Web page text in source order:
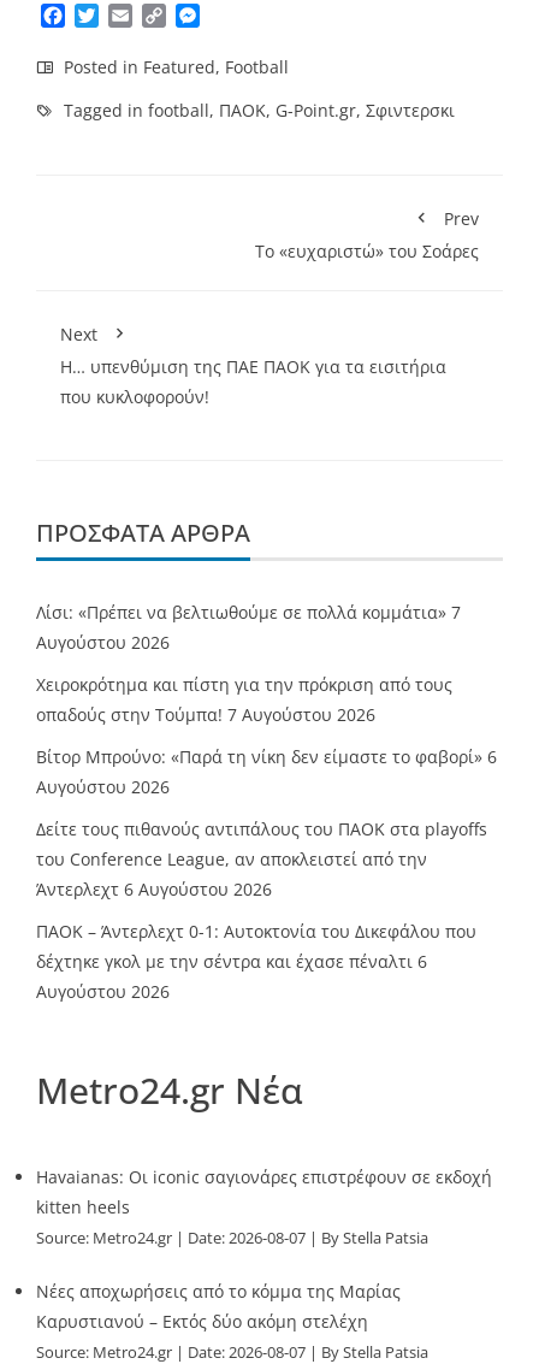
Facebook
TwitterEmailCopy
Posted in Featured, Football
Tagged in football, ΠΑΟΚ, G-Point.gr, Σφιντερσκι
Prev
Το «ευχαριστώ» του Σοάρες
Next
Η… υπενθύμιση της ΠΑΕ ΠΑΟΚ για τα εισιτήρια
που κυκλοφορούν!
ΠΡΌΣΦΑΤΑ ΆΡΘΡΑ
Λίσι: «Πρέπει να βελτιωθούμε σε πολλά κομμάτια» 7
Αυγούστου 2026
Χειροκρότημα και πίστη για την πρόκριση από τους
οπαδούς στην Τούμπα! 7 Αυγούστου 2026
Βίτορ Μπρούνο: «Παρά τη νίκη δεν είμαστε το φαβορί» 6
Αυγούστου 2026
Δείτε τους πιθανούς αντιπάλους του ΠΑΟΚ στα playoffs
του Conference League, αν αποκλειστεί από την
Άντερλεχτ 6 Αυγούστου 2026
ΠΑΟΚ – Άντερλεχτ 0-1: Αυτοκτονία του Δικεφάλου που
δέχτηκε γκολ με την σέντρα και έχασε πέναλτι 6
Αυγούστου 2026
Metro24.gr Νέα
Havaianas: Οι iconic σαγιονάρες επιστρέφουν σε εκδοχή
kitten heels
Source: Metro24.gr Date: 2026-08-07 By Stella Patsia
Νέες αποχωρήσεις από το κόμμα της Μαρίας
Καρυστιανού – Εκτός δύο ακόμη στελέχη
Source: Metro24.gr Date: 2026-08-07 By Stella Patsia